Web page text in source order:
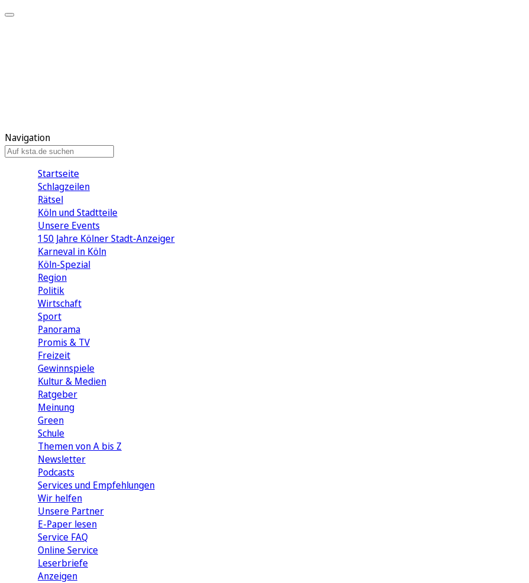
Navigation
Startseite
Schlagzeilen
Rätsel
Köln und Stadtteile
Unsere Events
150 Jahre Kölner Stadt-Anzeiger
Karneval in Köln
Köln-Spezial
Region
Politik
Wirtschaft
Sport
Panorama
Promis & TV
Freizeit
Gewinnspiele
Kultur & Medien
Ratgeber
Meinung
Green
Schule
Themen von A bis Z
Newsletter
Podcasts
Services und Empfehlungen
Wir helfen
Unsere Partner
E-Paper lesen
Service FAQ
Online Service
Leserbriefe
Anzeigen